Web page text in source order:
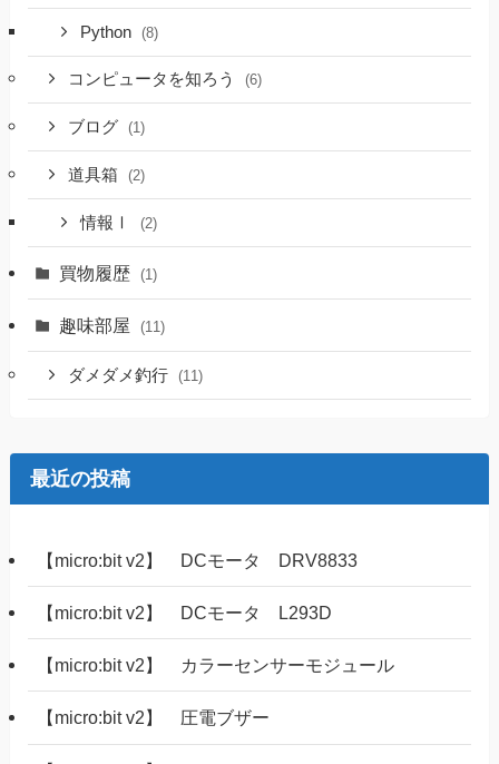
Python (8)
コンピュータを知ろう (6)
ブログ (1)
道具箱 (2)
情報Ⅰ (2)
買物履歴 (1)
趣味部屋 (11)
ダメダメ釣行 (11)
最近の投稿
【micro:bit v2】 DCモータ DRV8833
【micro:bit v2】 DCモータ L293D
【micro:bit v2】 カラーセンサーモジュール
【micro:bit v2】 圧電ブザー